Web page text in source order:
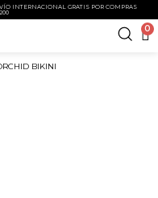
INTERNACIONAL GRATIS POR COMPRAS
0
BIKINI